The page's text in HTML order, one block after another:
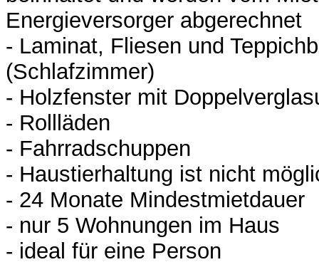
Energieversorger abgerechnet
- Laminat, Fliesen und
(Schlafzimmer)
- Holzfenster mit
- Rollläden
- Fahrradschuppen
- Haustierhaltung ist nicht
- 24 Monate Mindestmietdauer
- nur 5 Wohnungen im Haus
- ideal für eine Person